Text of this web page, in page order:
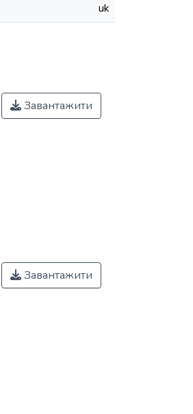
uk
Завантажити
Завантажити